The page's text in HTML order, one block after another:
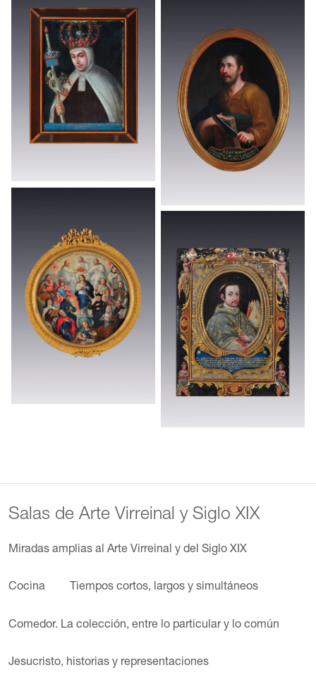
Salas de Arte Virreinal y Siglo XIX
Miradas amplias al Arte Virreinal y del Siglo XIX
Cocina Tiempos cortos, largos y simultáneos
Comedor. La colección, entre lo particular y lo común
Jesucristo, historias y representaciones